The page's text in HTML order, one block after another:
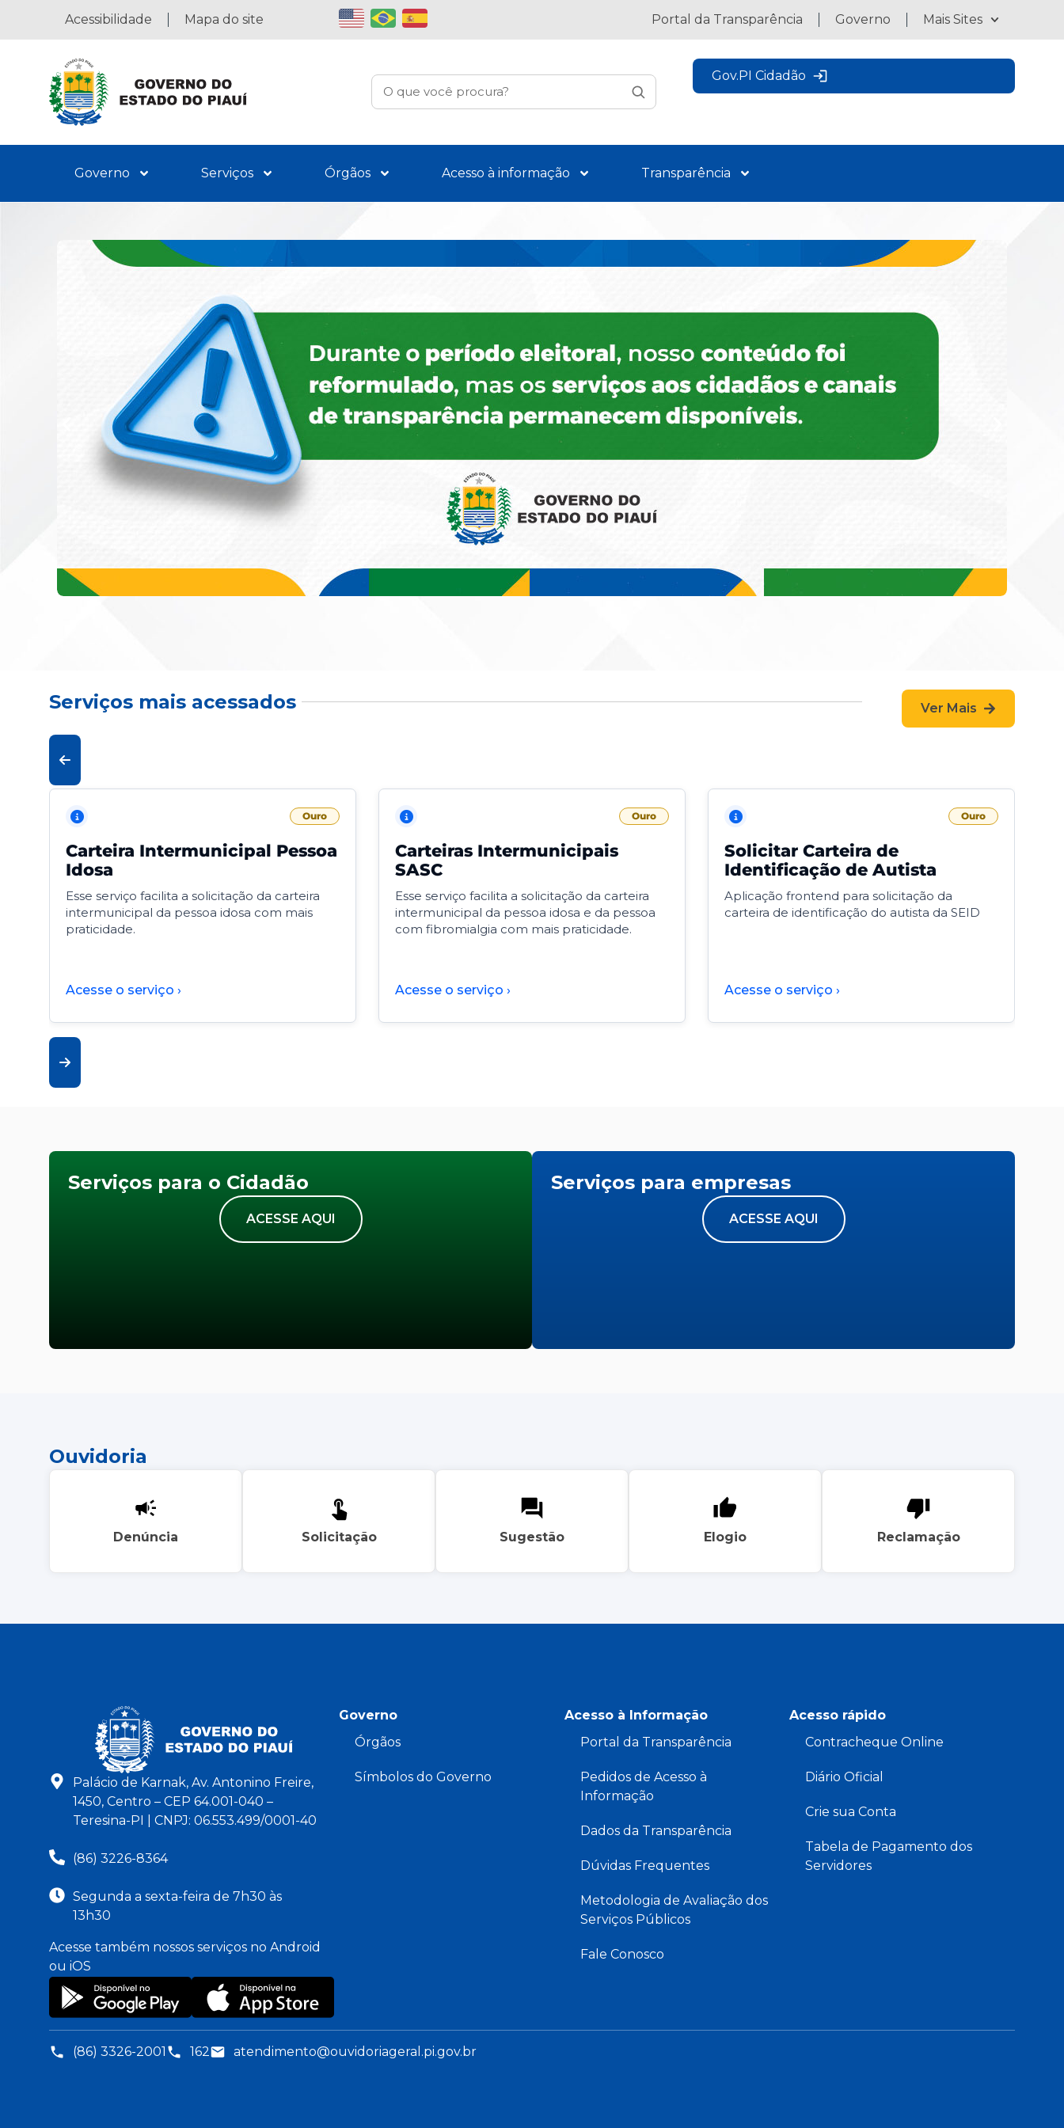
Acessibilidade Mapa do site Portal da Transparência Governo Mais Sites
Gov.PI Cidadão
Governo Serviços Órgãos Acesso à informação Transparência
Serviços mais acessados Ver Mais
Ouro
Carteira Intermunicipal Pessoa
Idosa
Esse serviço facilita a solicitação da carteira
intermunicipal da pessoa idosa com mais
praticidade.
Acesse o serviço ›
Ouro
Carteiras Intermunicipais
SASC
Esse serviço facilita a solicitação da carteira
intermunicipal da pessoa idosa e da pessoa
com fibromialgia com mais praticidade.
Acesse o serviço ›
Ouro
Solicitar Carteira de
Identificação de Autista
Aplicação frontend para solicitação da
carteira de identificação do autista da SEID
Acesse o serviço ›
Serviços para o Cidadão
ACESSE AQUI
Serviços para empresas
ACESSE AQUI
Ouvidoria
Denúncia Solicitação Sugestão Elogio Reclamação
Palácio de Karnak, Av. Antonino Freire,
1450, Centro – CEP 64.001-040 –
Teresina-PI | CNPJ: 06.553.499/0001-40
(86) 3226-8364
Segunda a sexta-feira de 7h30 às
13h30
Acesse também nossos serviços no Android
ou iOS
Governo
Órgãos
Símbolos do Governo
Acesso à Informação
Portal da Transparência
Pedidos de Acesso à
Informação
Dados da Transparência
Dúvidas Frequentes
Metodologia de Avaliação dos
Serviços Públicos
Fale Conosco
Acesso rápido
Contracheque Online
Diário Oficial
Crie sua Conta
Tabela de Pagamento dos
Servidores
(86) 3326-2001 162 atendimento@ouvidoriageral.pi.gov.br